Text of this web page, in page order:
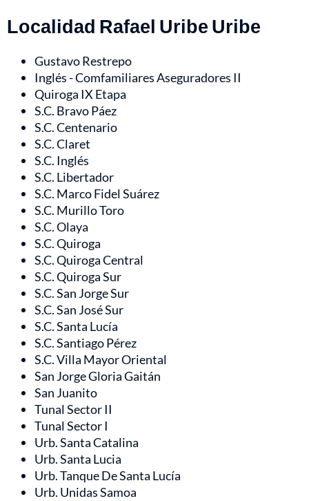
Localidad Rafael Uribe Uribe
Gustavo Restrepo
Inglés - Comfamiliares Aseguradores II
Quiroga IX Etapa
S.C. Bravo Páez
S.C. Centenario
S.C. Claret
S.C. Inglés
S.C. Libertador
S.C. Marco Fidel Suárez
S.C. Murillo Toro
S.C. Olaya
S.C. Quiroga
S.C. Quiroga Central
S.C. Quiroga Sur
S.C. San Jorge Sur
S.C. San José Sur
S.C. Santa Lucía
S.C. Santiago Pérez
S.C. Villa Mayor Oriental
San Jorge Gloria Gaitán
San Juanito
Tunal Sector II
Tunal Sector I
Urb. Santa Catalina
Urb. Santa Lucia
Urb. Tanque De Santa Lucía
Urb. Unidas Samoa